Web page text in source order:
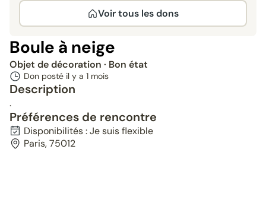
Voir tous les dons
Boule à neige
Objet de décoration · Bon état
Don posté il y a 1 mois
Description
.
Préférences de rencontre
Disponibilités : Je suis flexible
Paris, 75012